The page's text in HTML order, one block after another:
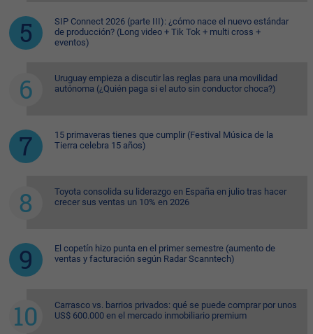
SIP Connect 2026 (parte III): ¿cómo nace el nuevo estándar
de producción? (Long video + Tik Tok + multi cross +
eventos)
Uruguay empieza a discutir las reglas para una movilidad
autónoma (¿Quién paga si el auto sin conductor choca?)
15 primaveras tienes que cumplir (Festival Música de la
Tierra celebra 15 años)
Toyota consolida su liderazgo en España en julio tras hacer
crecer sus ventas un 10% en 2026
El copetín hizo punta en el primer semestre (aumento de
ventas y facturación según Radar Scanntech)
Carrasco vs. barrios privados: qué se puede comprar por unos
US$ 600.000 en el mercado inmobiliario premium